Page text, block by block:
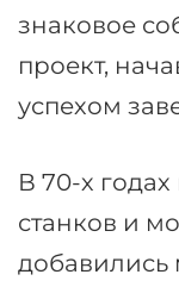
знаковое
проект,
успехом
В 70-х
станков и